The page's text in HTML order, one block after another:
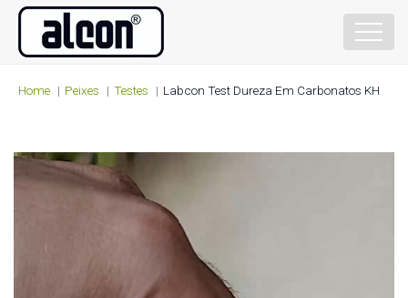
Home Peixes Testes Labcon Test Dureza Em Carbonatos KH